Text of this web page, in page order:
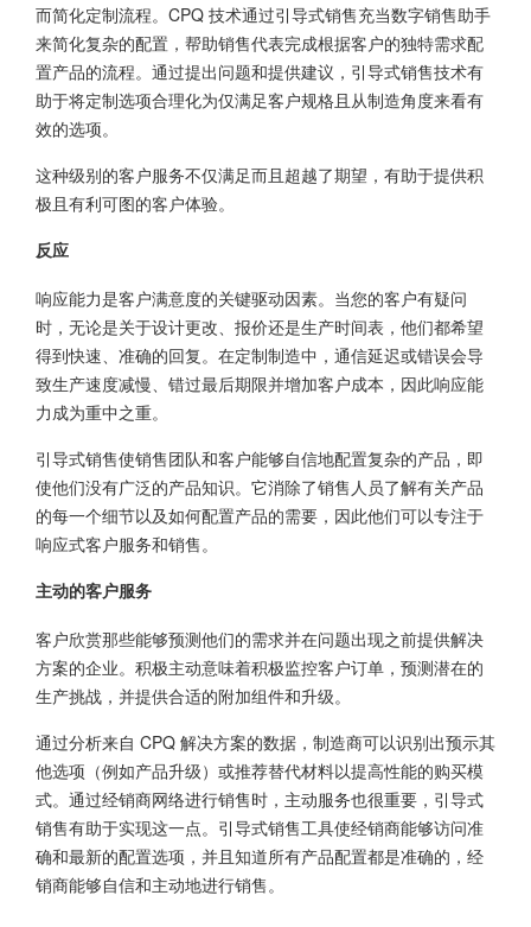
而简化定制流程。CPQ 技术通过引导式销售充当数字销售助手
来简化复杂的配置，帮助销售代表完成根据客户的独特需求配
置产品的流程。通过提出问题和提供建议，引导式销售技术有
助于将定制选项合理化为仅满足客户规格且从制造角度来看有
效的选项。
这种级别的客户服务不仅满足而且超越了期望，有助于提供积
极且有利可图的客户体验。
反应
响应能力是客户满意度的关键驱动因素。当您的客户有疑问
时，无论是关于设计更改、报价还是生产时间表，他们都希望
得到快速、准确的回复。在定制制造中，通信延迟或错误会导
致生产速度减慢、错过最后期限并增加客户成本，因此响应能
力成为重中之重。
引导式销售使销售团队和客户能够自信地配置复杂的产品，即
使他们没有广泛的产品知识。它消除了销售人员了解有关产品
的每一个细节以及如何配置产品的需要，因此他们可以专注于
响应式客户服务和销售。
主动的客户服务
客户欣赏那些能够预测他们的需求并在问题出现之前提供解决
方案的企业。积极主动意味着积极监控客户订单，预测潜在的
生产挑战，并提供合适的附加组件和升级。
通过分析来自 CPQ 解决方案的数据，制造商可以识别出预示其
他选项（例如产品升级）或推荐替代材料以提高性能的购买模
式。通过经销商网络进行销售时，主动服务也很重要，引导式
销售有助于实现这一点。引导式销售工具使经销商能够访问准
确和最新的配置选项，并且知道所有产品配置都是准确的，经
销商能够自信和主动地进行销售。